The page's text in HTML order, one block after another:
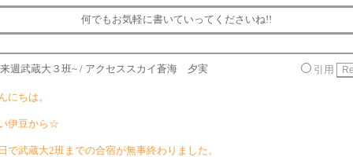
何でもお気軽に書いていってくださいね!!
来週武蔵大３班~ / アクセススカイ蒼海 夕実 引用
にちは。
伊豆から☆
で武蔵大2班までの合宿が無事終わりました。